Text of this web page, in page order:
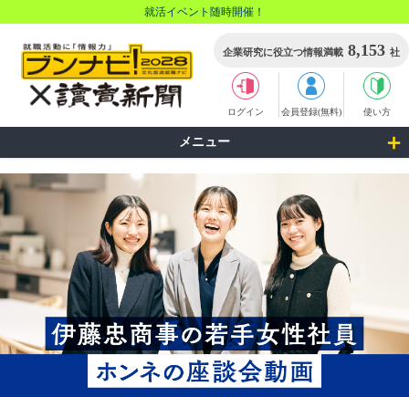
就活イベント随時開催！
企業研究に役立つ情報満載 8,153 社
ログイン 会員登録(無料) 使い方
メニュー